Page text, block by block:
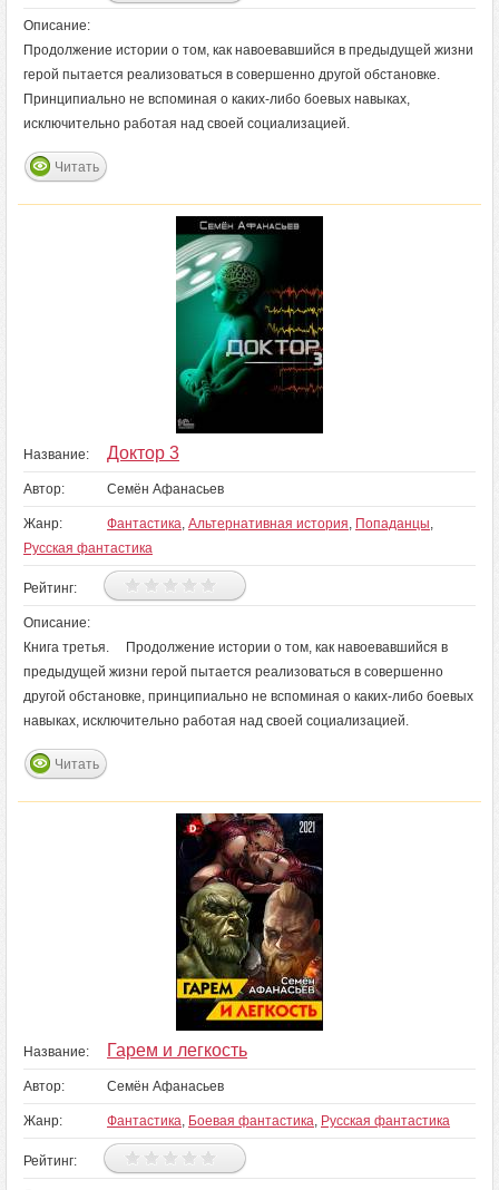
Описание:
Продолжение истории о том, как навоевавшийся в предыдущей жизни
герой пытается реализоваться в совершенно другой обстановке.
Принципиально не вспоминая о каких-либо боевых навыках,
исключительно работая над своей социализацией.
Читать
Название: Доктор 3
Автор: Семён Афанасьев
Жанр: Фантастика, Альтернативная история, Попаданцы,
Русская фантастика
Рейтинг:
Описание:
Книга третья. Продолжение истории о том, как навоевавшийся в
предыдущей жизни герой пытается реализоваться в совершенно
другой обстановке, принципиально не вспоминая о каких-либо боевых
навыках, исключительно работая над своей социализацией.
Читать
Название: Гарем и легкость
Автор: Семён Афанасьев
Жанр: Фантастика, Боевая фантастика, Русская фантастика
Рейтинг: